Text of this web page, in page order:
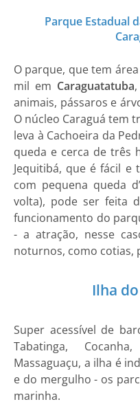
Parque Estadual
O parque, que tem
mil em Caraguatatuba
animais, pássaros e
O núcleo Caraguá tem
leva à Cachoeira da
queda e cerca de três
Jequitibá, que é fácil e
com pequena queda
volta), pode ser feita
funcionamento do
- a atração, nesse
noturnos, como cotias,
Ilha
Super acessível de
Tabatinga,
Massaguaçu, a ilha é
e do mergulho - os
marinha.